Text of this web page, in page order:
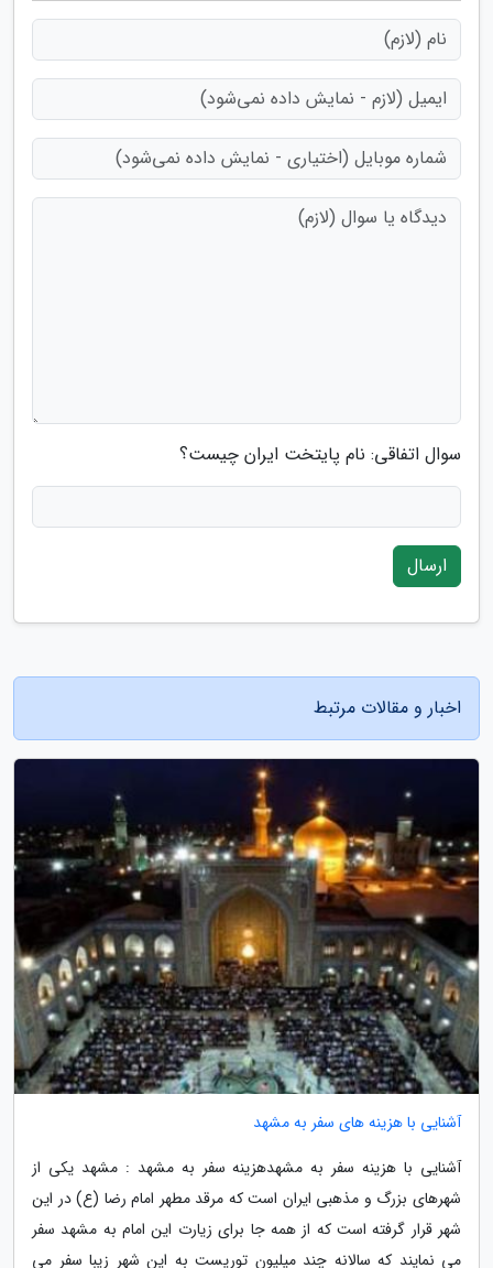
سوال اتفاقی: نام پایتخت ایران چیست؟
ارسال
اخبار و مقالات مرتبط
آشنایی با هزینه های سفر به مشهد
آشنایی با هزینه سفر به مشهدهزینه سفر به مشهد : مشهد یکی از
شهرهای بزرگ و مذهبی ایران است که مرقد مطهر امام رضا (ع) در این
شهر قرار گرفته است که از همه جا برای زیارت این امام به مشهد سفر
می نمایند که سالانه چند میلیون توریست به این شهر زیبا سفر می